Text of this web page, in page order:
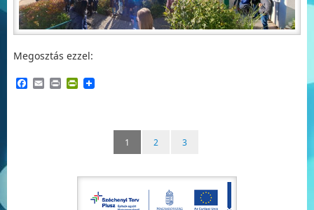
Megosztás ezzel:
Facebook
EmailPrintPrintFriendly
1 2 3